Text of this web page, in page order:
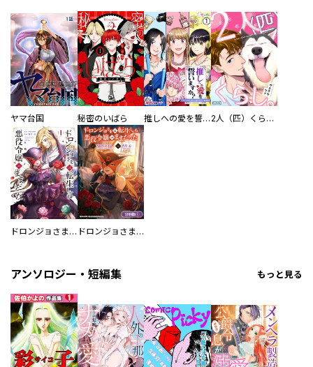
ヤマ台国 秘密のいばら 推しへの愛を誓いますか？～アラサー女子、推しは逃げぬが人生逃げる～ 2人（匹）くらし。
ドロンジョさまは転生しても悪役令嬢のままだった ドロンジョさまは転生しても悪役令嬢のままだった【分冊版】
アンソロジー・短編集 もっと見る